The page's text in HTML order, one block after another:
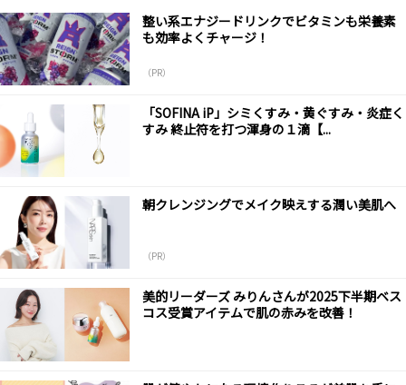
整い系エナジードリンクでビタミンも栄養素
も効率よくチャージ！
（PR）
「SOFINA iP」シミくすみ・黄ぐすみ・炎症く
すみ 終止符を打つ渾身の１滴【...
朝クレンジングでメイク映えする潤い美肌へ
（PR）
美的リーダーズ みりんさんが2025下半期ベス
コス受賞アイテムで肌の赤みを改善！